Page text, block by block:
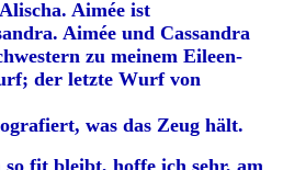
Aimée ist
Aimée und Cassandra
zu meinem Eileen-
der letzte Wurf von
was das Zeug hält.
fit bleibt, hoffe ich sehr, am